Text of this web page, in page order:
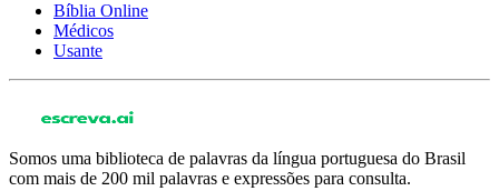
Bíblia Online
Médicos
Usante
Somos uma biblioteca de palavras da língua portuguesa do Brasil
com mais de 200 mil palavras e expressões para consulta.